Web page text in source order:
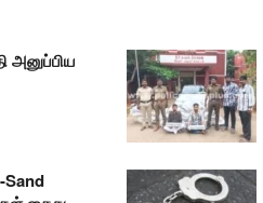
அனுப்பிய